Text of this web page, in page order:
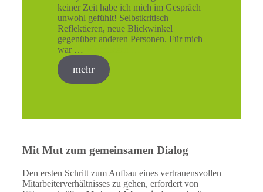
keiner Zeit habe ich mich im Gespräch
unwohl gefühlt! Selbstkritisch
Reflektieren, neue Blickwinkel
gegenüber anderen Personen. Für mich
war …
mehr
Mit Mut zum gemeinsamen Dialog
Den ersten Schritt zum Aufbau eines vertrauensvollen
Mitarbeiterverhältnisses zu gehen, erfordert von